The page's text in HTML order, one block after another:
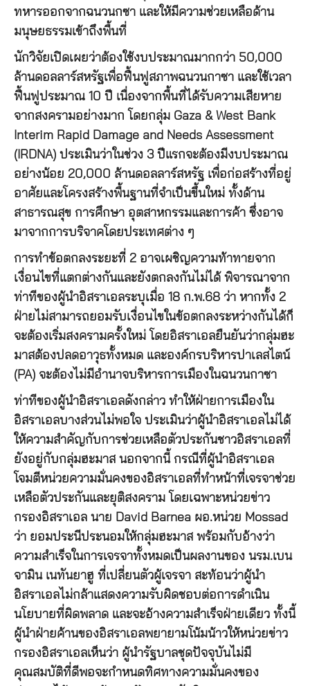
ทหารออกจากฉนวนกซา และให้มีความช่วยเหลือด้าน
มนุษยธรรมเข้าถึงพื้นที่
นักวิจัยเปิดเผยว่าต้องใช้งบประมาณมากกว่า 50,000
ล้านดอลลาร์สหรัฐเพื่อฟื้นฟูสภาพฉนวนกาซา และใช้เวลา
ฟื้นฟูประมาณ 10 ปี เนื่องจากพื้นที่ได้รับความเสียหาย
จากสงครามอย่างมาก โดยกลุ่ม Gaza & West Bank
Interim Rapid Damage and Needs Assessment
(IRDNA) ประเมินว่าในช่วง 3 ปีแรกจะต้องมีงบประมาณ
อย่างน้อย 20,000 ล้านดอลลาร์สหรัฐ เพื่อก่อสร้างที่อยู่
อาศัยและโครงสร้างพื้นฐานที่จำเป็นขึ้นใหม่ ทั้งด้าน
สาธารณสุข การศึกษา อุตสาหกรรมและการค้า ซึ่งอาจ
มาจากการบริจาคโดยประเทศต่าง ๆ
การทำข้อตกลงระยะที่ 2 อาจเผชิญความท้าทายจาก
เงื่อนไขที่แตกต่างกันและยังตกลงกันไม่ได้ พิจารณาจาก
ท่าทีของผู้นำอิสราเอลระบุเมื่อ 18 ก.พ.68 ว่า หากทั้ง 2
ฝ่ายไม่สามารถยอมรับเงื่อนไขในข้อตกลงระหว่างกันได้ก็
จะต้องเริ่มสงครามครั้งใหม่ โดยอิสราเอลยืนยันว่ากลุ่มฮะ
มาสต้องปลดอาวุธทั้งหมด และองค์กรบริหารปาเลสไตน์
(PA) จะต้องไม่มีอำนาจบริหารการเมืองในฉนวนกาซา
ท่าทีของผู้นำอิสราเอลดังกล่าว ทำให้ฝ่ายการเมืองใน
อิสราเอลบางส่วนไม่พอใจ ประเมินว่าผู้นำอิสราเอลไม่ได้
ให้ความสำคัญกับการช่วยเหลือตัวประกันชาวอิสราเอลที่
ยังอยู่กับกลุ่มฮะมาส นอกจากนี้ กรณีที่ผู้นำอิสราเอล
โจมตีหน่วยความมั่นคงของอิสราเอลที่ทำหน้าที่เจรจาช่วย
เหลือตัวประกันและยุติสงคราม โดยเฉพาะหน่วยข่าว
กรองอิสราเอล นาย David Barnea ผอ.หน่วย Mossad
ว่า ยอมประนีประนอมให้กลุ่มฮะมาส พร้อมกับอ้างว่า
ความสำเร็จในการเจรจาทั้งหมดเป็นผลงานของ นรม.เบน
จามิน เนทันยาฮู ที่เปลี่ยนตัวผู้เจรจา สะท้อนว่าผู้นำ
อิสราเอลไม่กล้าแสดงความรับผิดชอบต่อการดำเนิน
นโยบายที่ผิดพลาด และจะอ้างความสำเร็จฝ่ายเดียว ทั้งนี้
ผู้นำฝ่ายค้านของอิสราเอลพยายามโน้มน้าวให้หน่วยข่าว
กรองอิสราเอลเห็นว่า ผู้นำรัฐบาลชุดปัจจุบันไม่มี
คุณสมบัติที่ดีพอจะกำหนดทิศทางความมั่นคงของ